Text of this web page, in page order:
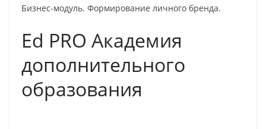
Бизнес-модуль. Формирование личного бренда.
Ed PRO Академия
дополнительного
образования